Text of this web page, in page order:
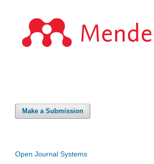
Make a Submission
Open Journal Systems